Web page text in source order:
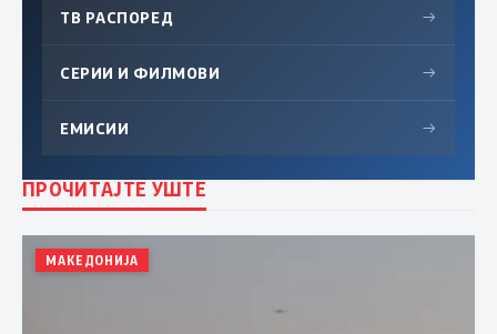
ТВ РАСПОРЕД →
СЕРИИ И ФИЛМОВИ →
ЕМИСИИ →
ПРОЧИТАЈТЕ УШТЕ
МАКЕДОНИЈА